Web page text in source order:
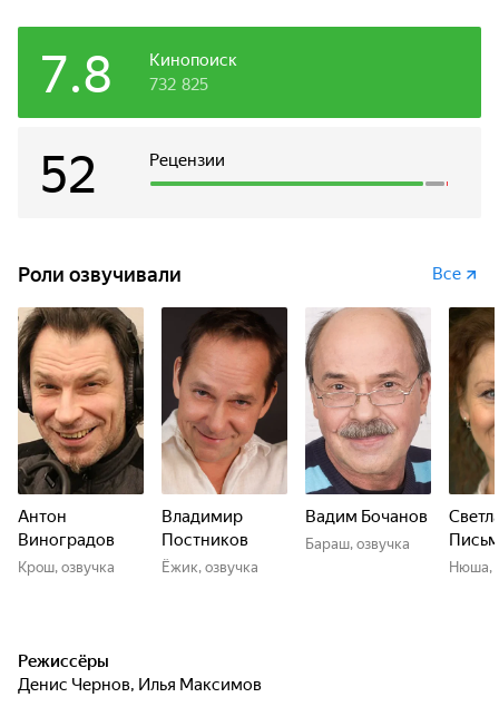
Кинопоиск
7.8 732 825
Рецензии
52
Роли озвучивали Все
Антон
Виноградов
Крош, озвучка
Владимир
Постников
Ёжик, озвучка
Вадим Бочанов
Бараш, озвучка
Нюша,
Режиссёры
Денис Чернов, Илья Максимов